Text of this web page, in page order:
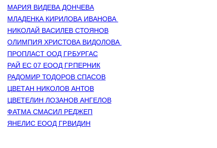
МАРИЯ ВИДЕВА ДОНЧЕВА
МЛАДЕНКА КИРИЛОВА ИВАНОВА
НИКОЛАЙ ВАСИЛЕВ СТОЯНОВ
ОЛИМПИЯ ХРИСТОВА ВИДОЛОВА
ПРОПЛАСТ ООД ГР.БУРГАС
РАЙ ЕС 07 ЕООД ГР.ПЕРНИК
РАДОМИР ТОДОРОВ СПАСОВ
ЦВЕТАН НИКОЛОВ АНТОВ
ЦВЕТЕЛИН ЛОЗАНОВ АНГЕЛОВ
ФАТМА СМАСИЛ РЕДЖЕП
ЯНЕЛИС ЕООД ГР.ВИДИН